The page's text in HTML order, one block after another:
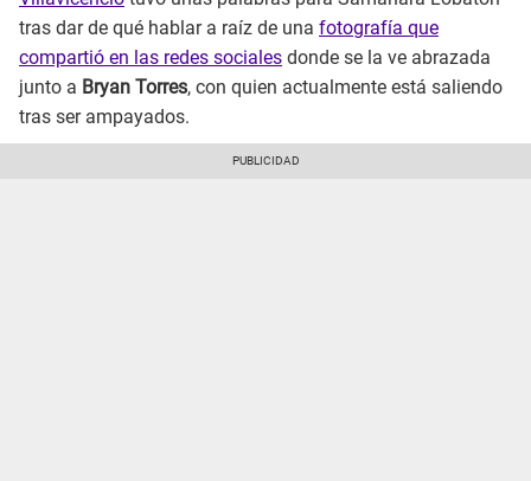
tras dar de qué hablar a raíz de una fotografía que
compartió en las redes sociales donde se la ve abrazada
junto a Bryan Torres, con quien actualmente está saliendo
tras ser ampayados.